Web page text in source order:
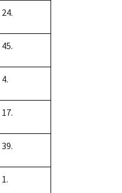
24.
45.
4.
17.
39.
1.